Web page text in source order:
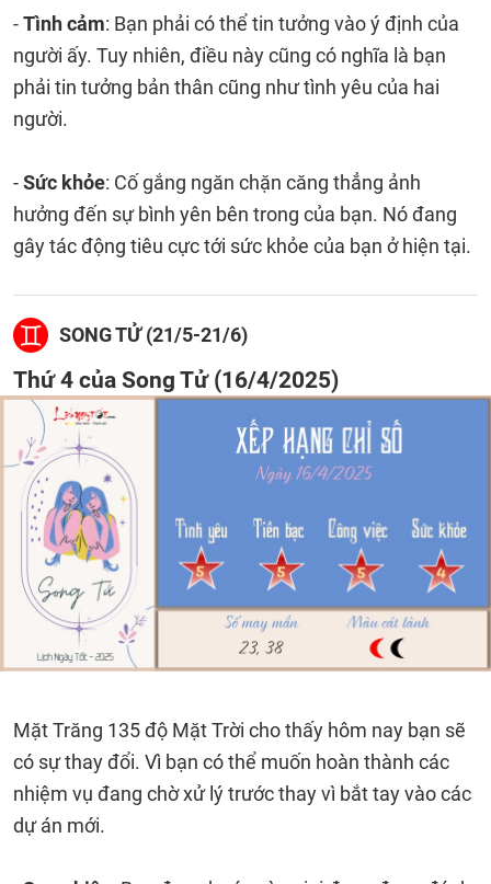
-Tình cảm: Bạn phải có thể tin tưởng vào ý định của
người ấy. Tuy nhiên, điều này cũng có nghĩa là bạn
phải tin tưởng bản thân cũng như tình yêu của hai
người.
-Sức khỏe: Cố gắng ngăn chặn căng thẳng ảnh
hưởng đến sự bình yên bên trong của bạn. Nó đang
gây tác động tiêu cực tới sức khỏe của bạn ở hiện tại.
SONG TỬ (21/5-21/6)
Thứ 4 của Song Tử (16/4/2025)
Mặt Trăng 135 độ Mặt Trời cho thấy hôm nay bạn sẽ
có sự thay đổi. Vì bạn có thể muốn hoàn thành các
nhiệm vụ đang chờ xử lý trước thay vì bắt tay vào các
dự án mới.